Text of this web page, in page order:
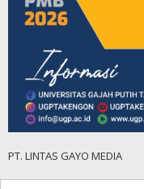
PT. LINTAS GAYO MEDIA